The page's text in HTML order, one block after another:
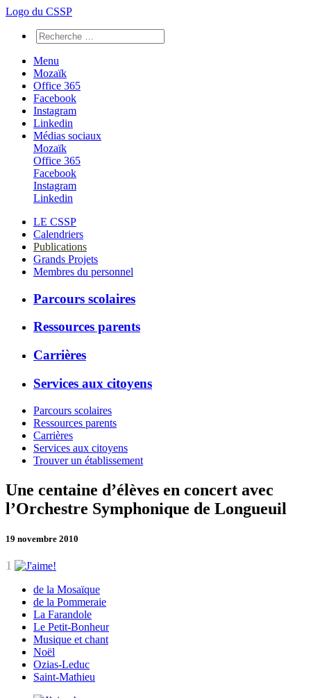
Logo du CSSP
Menu
Mozaïk
Office 365
Facebook
Instagram
Linkedin
Médias sociaux
Mozaïk
Office 365
Facebook
Instagram
Linkedin
LE CSSP
Calendriers
Publications
Grands Projets
Membres du personnel
Parcours scolaires
Ressources parents
Carrières
Services aux citoyens
Parcours scolaires
Ressources parents
Carrières
Services aux citoyens
Trouver un établissement
Une centaine d’élèves en concert avec
l’Orchestre Symphonique de Longueuil
19 novembre 2010
1
de la Mosaïque
de la Pommeraie
La Farandole
Le Petit-Bonheur
Musique et chant
Noël
Ozias-Leduc
Saint-Mathieu